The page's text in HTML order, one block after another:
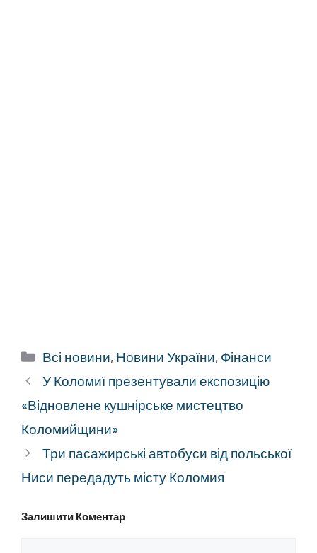
Категорії
Всі новини, Новини України, Фінанси
У Коломиї презентували експозицію
«Відновлене кушнірське мистецтво
Коломийщини»
Три пасажирські автобуси від польської
Ниси передадуть місту Коломия
Залишити Коментар